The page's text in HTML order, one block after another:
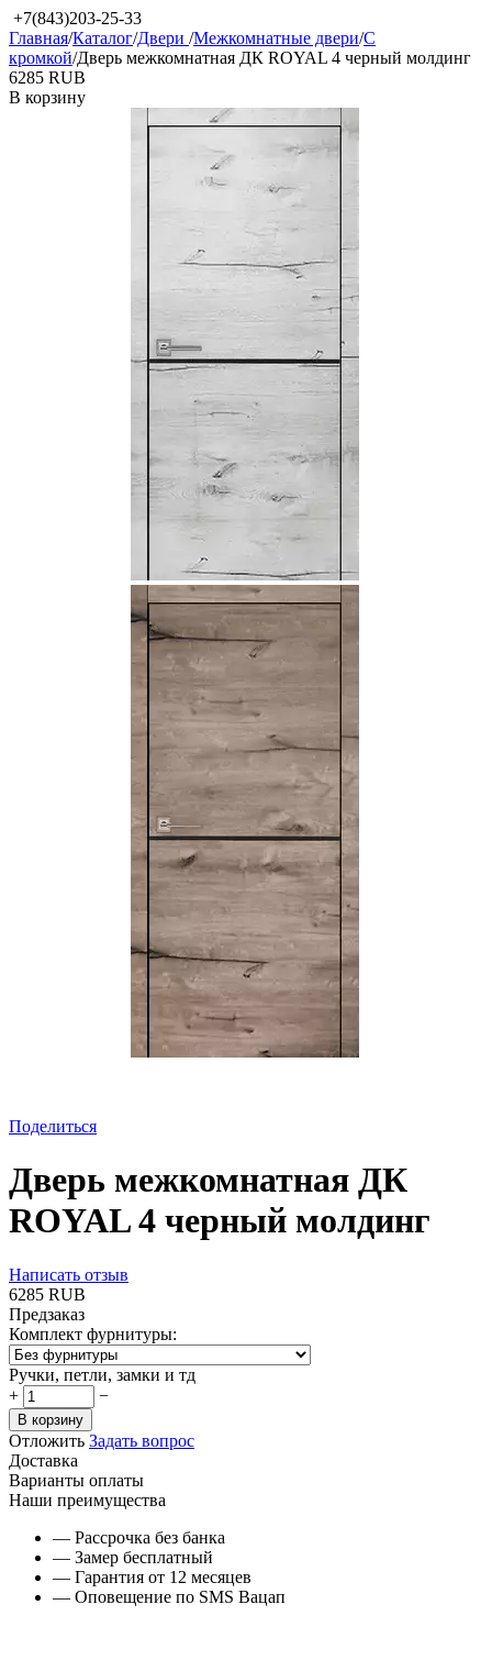
+7(843)203-25-33
Главная/Каталог/Двери /Межкомнатные двери/С
кромкой/Дверь межкомнатная ДК ROYAL 4 черный молдинг
‍6285‍ RUB
В корзину
Поделиться
Дверь межкомнатная ДК
ROYAL 4 черный молдинг
Написать отзыв
‍6285‍ RUB
Предзаказ
Комплект фурнитуры:
Ручки, петли, замки и тд
+
−
В корзину
Отложить Задать вопрос
Доставка
Варианты оплаты
Наши преимущества
— Рассрочка без банка
— Замер бесплатный
— Гарантия от 12 месяцев
— Оповещение по SMS Вацап